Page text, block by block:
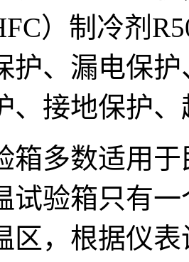
）制冷剂
护、漏电保
、接地保护
箱多数适用
试验箱只有
区，根据仪